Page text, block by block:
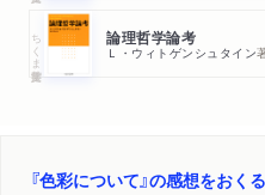
ちくま学芸文庫 論理哲学論考
Ｌ・ウィトゲンシュタイン
『色彩について』の感想をおくる